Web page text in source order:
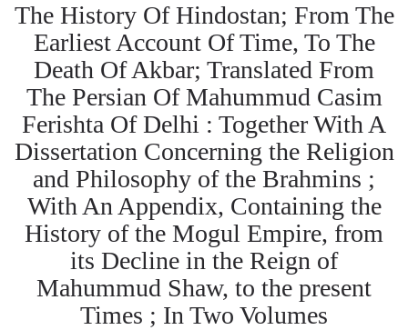
The History Of Hindostan; From The
Earliest Account Of Time, To The
Death Of Akbar; Translated From
The Persian Of Mahummud Casim
Ferishta Of Delhi : Together With A
Dissertation Concerning the Religion
and Philosophy of the Brahmins ;
With An Appendix, Containing the
History of the Mogul Empire, from
its Decline in the Reign of
Mahummud Shaw, to the present
Times ; In Two Volumes